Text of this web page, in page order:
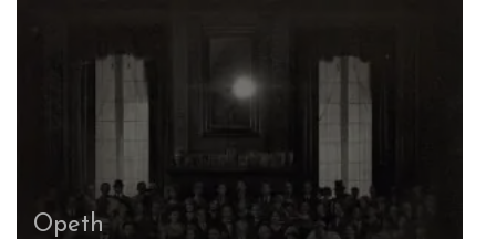
Opeth